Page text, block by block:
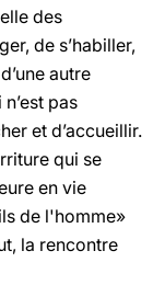
des
de s’habiller,
autre
pas
et d’accueillir.
qui se
en vie
de l'homme»
la rencontre